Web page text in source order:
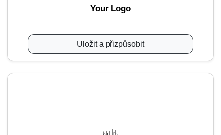
Your Logo
Uložit a přizpůsobit